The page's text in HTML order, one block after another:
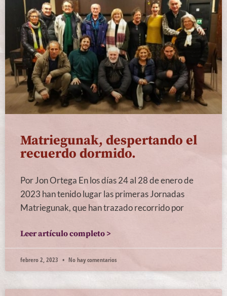
Matriegunak, despertando el
recuerdo dormido.
Por Jon Ortega En los días 24 al 28 de enero de
2023 han tenido lugar las primeras Jornadas
Matriegunak, que han trazado recorrido por
Leer artículo completo >
febrero 2, 2023 No hay comentarios